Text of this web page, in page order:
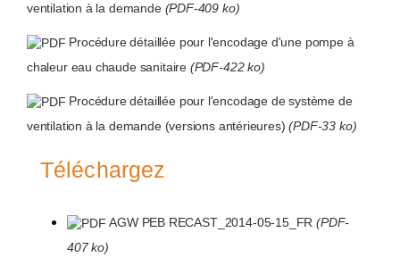
ventilation à la demande(PDF-409 ko)
Procédure détaillée pour l'encodage d'une pompe à
chaleur eau chaude sanitaire(PDF-422 ko)
Procédure détaillée pour l'encodage de système de
ventilation à la demande (versions antérieures) (PDF-33 ko)
Téléchargez
AGW PEB RECAST_2014-05-15_FR (PDF-
407 ko)